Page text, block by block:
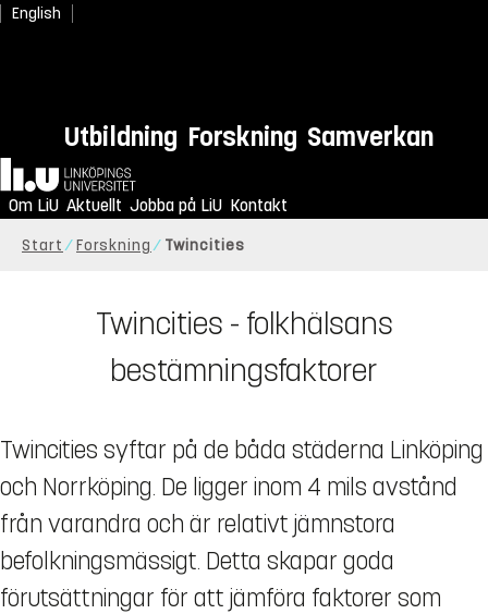
English
Utbildning Forskning Samverkan
Hem
Om LiU Aktuellt Jobba på LiU Kontakt
Start Forskning Twincities
Twincities - folkhälsans
bestämningsfaktorer
Twincities syftar på de båda städerna Linköping
och Norrköping. De ligger inom 4 mils avstånd
från varandra och är relativt jämnstora
befolkningsmässigt. Detta skapar goda
förutsättningar för att jämföra faktorer som